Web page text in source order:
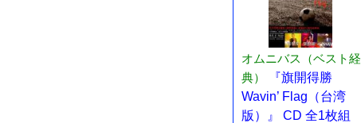
オムニバス（ベスト経
典）
『旗開得勝
Wavin’ Flag（台湾
版）』 CD 全1枚組